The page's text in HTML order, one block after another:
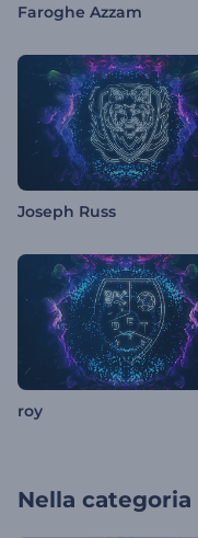
Faroghe Azzam
Joseph Russ
roy
Nella categoria